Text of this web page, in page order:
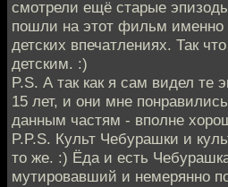
смотрели ещё старые
пошли на этот фильм именно
детских впечатлениях. Так
детским. :)
P.S. А так как я сам видел те
15 лет, и они мне
данным частям - вполне
P.P.S. Культ Чебурашки и
то же. :) Ёда и есть
мутировавший и немерянно